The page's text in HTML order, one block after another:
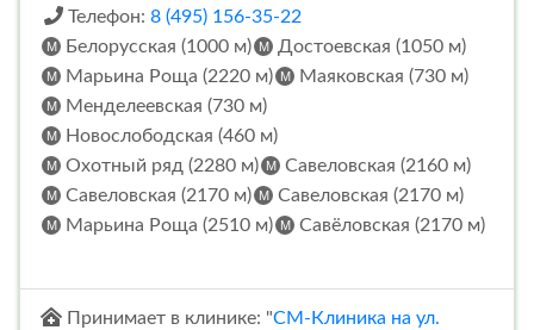
Телефон: 8 (495) 156-35-22
Белорусская (1000 м)
Достоевская (1050 м)
Марьина Роща (2220 м)
Маяковская (730 м)
Менделеевская (730 м)
Новослободская (460 м)
Охотный ряд (2280 м)
Савеловская (2160 м)
Савеловская (2170 м)
Савеловская (2170 м)
Марьина Роща (2510 м)
Савёловская (2170 м)
Принимает в клинике: "СМ-Клиника на ул.